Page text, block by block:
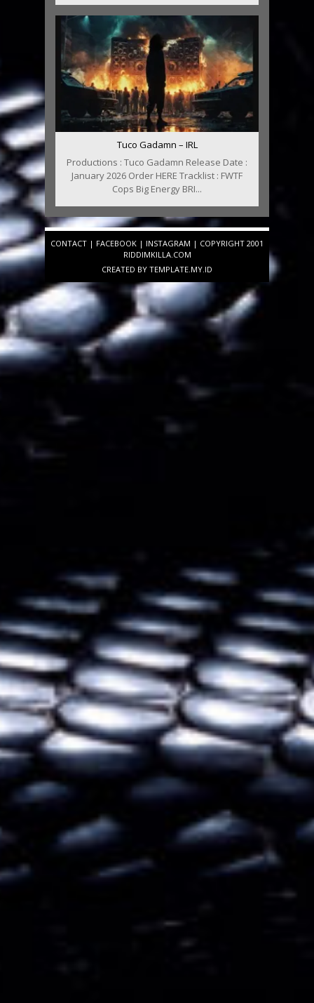
Tuco Gadamn – IRL
Productions : Tuco Gadamn Release Date :
January 2026 Order HERE Tracklist : FWTF
Cops Big Energy BRI...
CONTACT | FACEBOOK | INSTAGRAM | COPYRIGHT 2001
RIDDIMKILLA.COM
CREATED BY TEMPLATE.MY.ID